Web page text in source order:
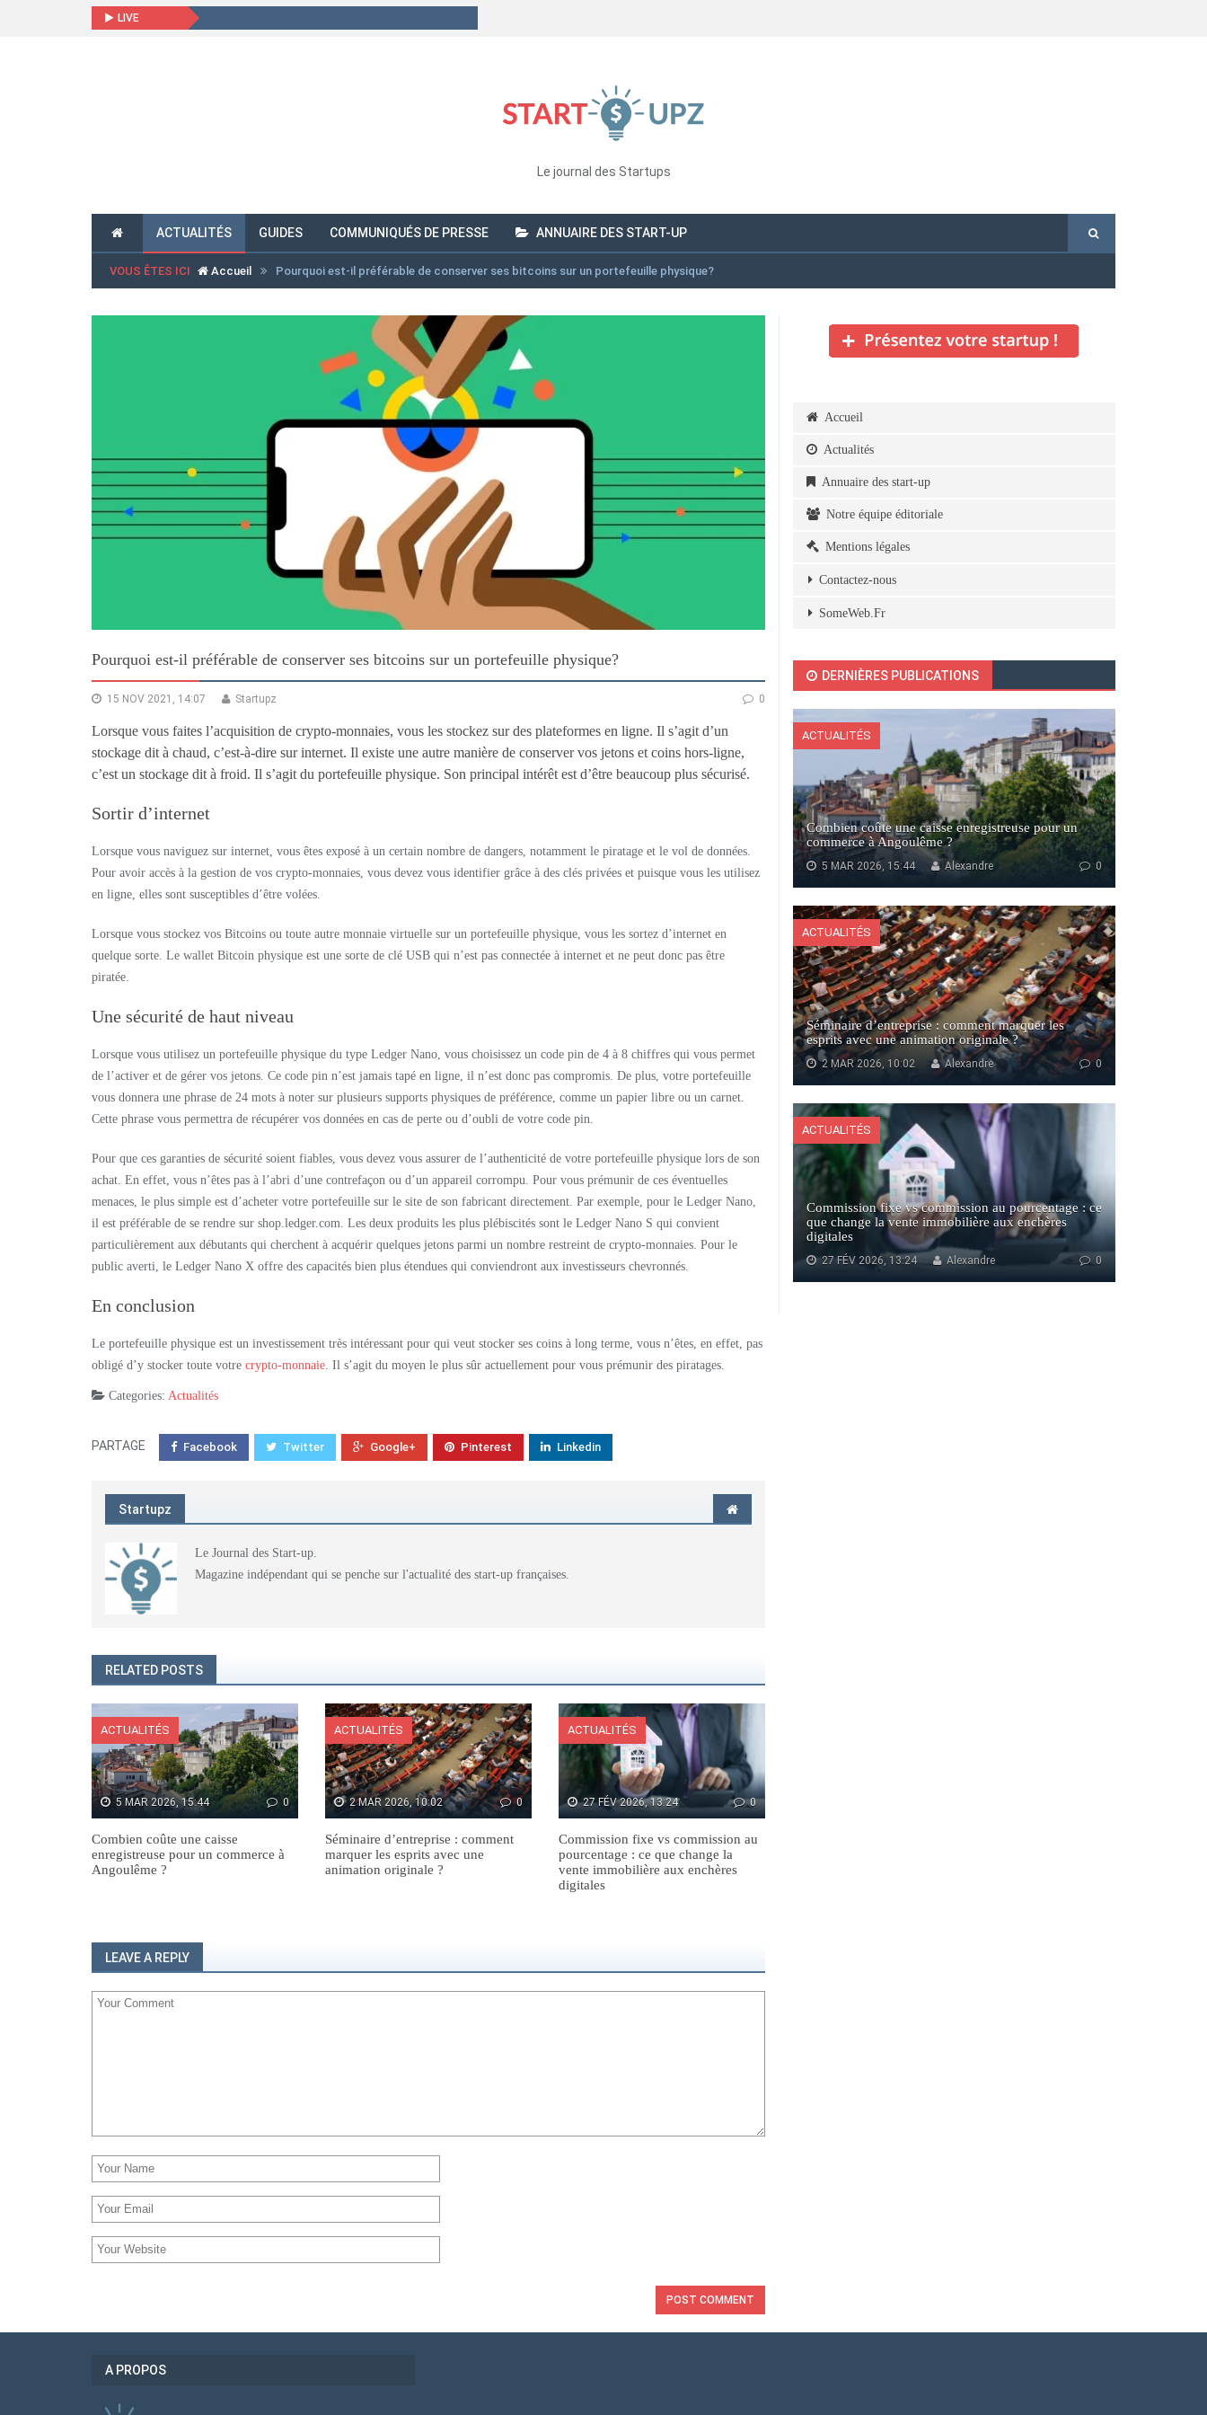
LIVE
Le journal des Startups
ACTUALITÉS GUIDES COMMUNIQUÉS DE PRESSE ANNUAIRE DES START-UP
VOUS ÊTES ICI Accueil Pourquoi est-il préférable de conserver ses bitcoins sur un portefeuille physique?
Pourquoi est-il préférable de conserver ses bitcoins sur un portefeuille physique?
15 NOV 2021, 14:07 0
Startupz
Lorsque vous faites l’acquisition de crypto-monnaies, vous les stockez sur des plateformes en ligne. Il s’agit d’un
stockage dit à chaud, c’est-à-dire sur internet. Il existe une autre manière de conserver vos jetons et coins hors-ligne,
c’est un stockage dit à froid. Il s’agit du portefeuille physique. Son principal intérêt est d’être beaucoup plus sécurisé.
Sortir d’internet
Lorsque vous naviguez sur internet, vous êtes exposé à un certain nombre de dangers, notamment le piratage et le vol de données.
Pour avoir accès à la gestion de vos crypto-monnaies, vous devez vous identifier grâce à des clés privées et puisque vous les utilisez
en ligne, elles sont susceptibles d’être volées.
Lorsque vous stockez vos Bitcoins ou toute autre monnaie virtuelle sur un portefeuille physique, vous les sortez d’internet en
quelque sorte. Le wallet Bitcoin physique est une sorte de clé USB qui n’est pas connectée à internet et ne peut donc pas être
piratée.
Une sécurité de haut niveau
Lorsque vous utilisez un portefeuille physique du type Ledger Nano, vous choisissez un code pin de 4 à 8 chiffres qui vous permet
de l’activer et de gérer vos jetons. Ce code pin n’est jamais tapé en ligne, il n’est donc pas compromis. De plus, votre portefeuille
vous donnera une phrase de 24 mots à noter sur plusieurs supports physiques de préférence, comme un papier libre ou un carnet.
Cette phrase vous permettra de récupérer vos données en cas de perte ou d’oubli de votre code pin.
Pour que ces garanties de sécurité soient fiables, vous devez vous assurer de l’authenticité de votre portefeuille physique lors de son
achat. En effet, vous n’êtes pas à l’abri d’une contrefaçon ou d’un appareil corrompu. Pour vous prémunir de ces éventuelles
menaces, le plus simple est d’acheter votre portefeuille sur le site de son fabricant directement. Par exemple, pour le Ledger Nano,
il est préférable de se rendre sur shop.ledger.com. Les deux produits les plus plébiscités sont le Ledger Nano S qui convient
particulièrement aux débutants qui cherchent à acquérir quelques jetons parmi un nombre restreint de crypto-monnaies. Pour le
public averti, le Ledger Nano X offre des capacités bien plus étendues qui conviendront aux investisseurs chevronnés.
En conclusion
Le portefeuille physique est un investissement très intéressant pour qui veut stocker ses coins à long terme, vous n’êtes, en effet, pas
obligé d’y stocker toute votre crypto-monnaie. Il s’agit du moyen le plus sûr actuellement pour vous prémunir des piratages.
Categories: Actualités
PARTAGE Facebook Twitter Google+ Pinterest Linkedin
Startupz
Le Journal des Start-up.
Magazine indépendant qui se penche sur l'actualité des start-up françaises.
RELATED POSTS
ACTUALITÉS
5 MAR 2026, 15:44 0
Combien coûte une caisse
enregistreuse pour un commerce à
Angoulême ?
ACTUALITÉS
2 MAR 2026, 10:02 0
Séminaire d’entreprise : comment
marquer les esprits avec une
animation originale ?
ACTUALITÉS
27 FÉV 2026, 13:24 0
Commission fixe vs commission au
pourcentage : ce que change la
vente immobilière aux enchères
digitales
LEAVE A REPLY
Accueil
Actualités
Annuaire des start-up
Notre équipe éditoriale
Mentions légales
Contactez-nous
SomeWeb.Fr
DERNIÈRES PUBLICATIONS
ACTUALITÉS
Combien coûte une caisse enregistreuse pour un
commerce à Angoulême ?
5 MAR 2026, 15:44 0
Alexandre
ACTUALITÉS
Séminaire d’entreprise : comment marquer les
esprits avec une animation originale ?
2 MAR 2026, 10:02 0
Alexandre
ACTUALITÉS
Commission fixe vs commission au pourcentage : ce
que change la vente immobilière aux enchères
digitales
27 FÉV 2026, 13:24 0
Alexandre
A PROPOS